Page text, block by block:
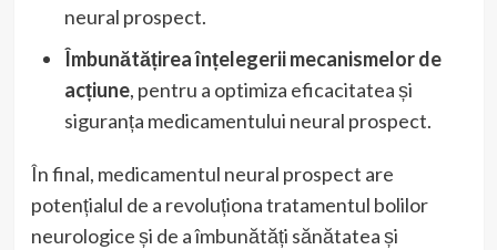
neural prospect.
Îmbunătățirea înțelegerii mecanismelor de
acțiune, pentru a optimiza eficacitatea și
siguranța medicamentului neural prospect.
În final, medicamentul neural prospect are
potențialul de a revoluționa tratamentul bolilor
neurologice și de a îmbunătăți sănătatea și